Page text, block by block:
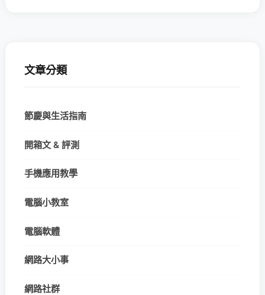
文章分類
節慶與生活指南
開箱文 & 評測
手機應用教學
電腦小教室
電腦軟體
網路大小事
網路社群